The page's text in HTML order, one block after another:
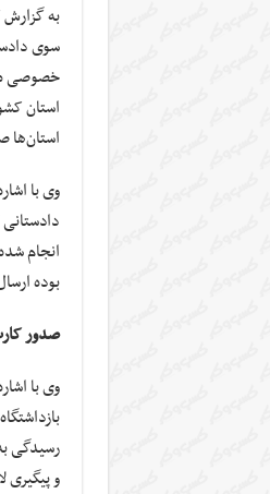
به
استان
بوده
صدور کارت ضابطیت
رسیدگی
و پیگیری